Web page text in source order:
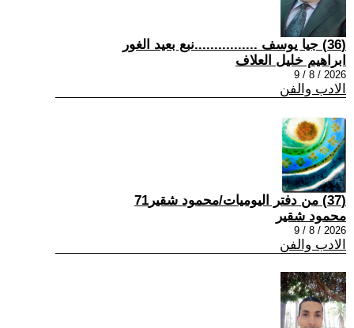
(36) جيا يوسف ................نبع بعيد الغور
ابراهيم خليل العلاف
2026 / 8 / 9
الادب والفن
(37) من دفتر اليوميات/محمود شقير71
محمود شقير
2026 / 8 / 9
الادب والفن